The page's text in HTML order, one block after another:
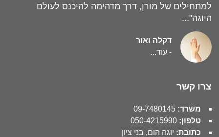
למתחילים של מורן, דרך מדהימה להיכנס לעולם
היוגה"...
דקלה ואור
- עוד...
צרו קשר
משרד: 09-7480145
טלפון: 050-4215990
כתובת: יוגה הום, בני ציון